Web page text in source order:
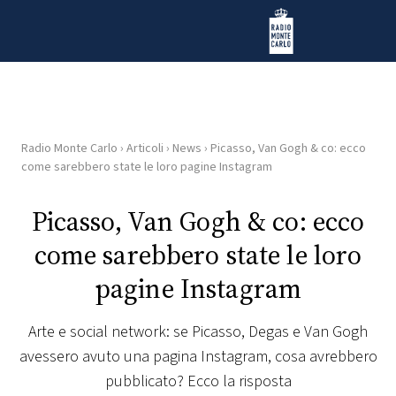
Radio Monte Carlo
HOME
RADIO
WEB
PLAYLIST
Radio Monte Carlo › Articoli › News › Picasso, Van Gogh & co: ecco
come sarebbero state le loro pagine Instagram
Picasso, Van Gogh & co: ecco
come sarebbero state le loro
pagine Instagram
Arte e social network: se Picasso, Degas e Van Gogh
avessero avuto una pagina Instagram, cosa avrebbero
pubblicato? Ecco la risposta